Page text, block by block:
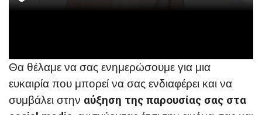
Θα θέλαμε να σας ενημερώσουμε για μια
ευκαιρία που μπορεί να σας ενδιαφέρει και να
συμβάλει στην αύξηση της παρουσίας σας στα